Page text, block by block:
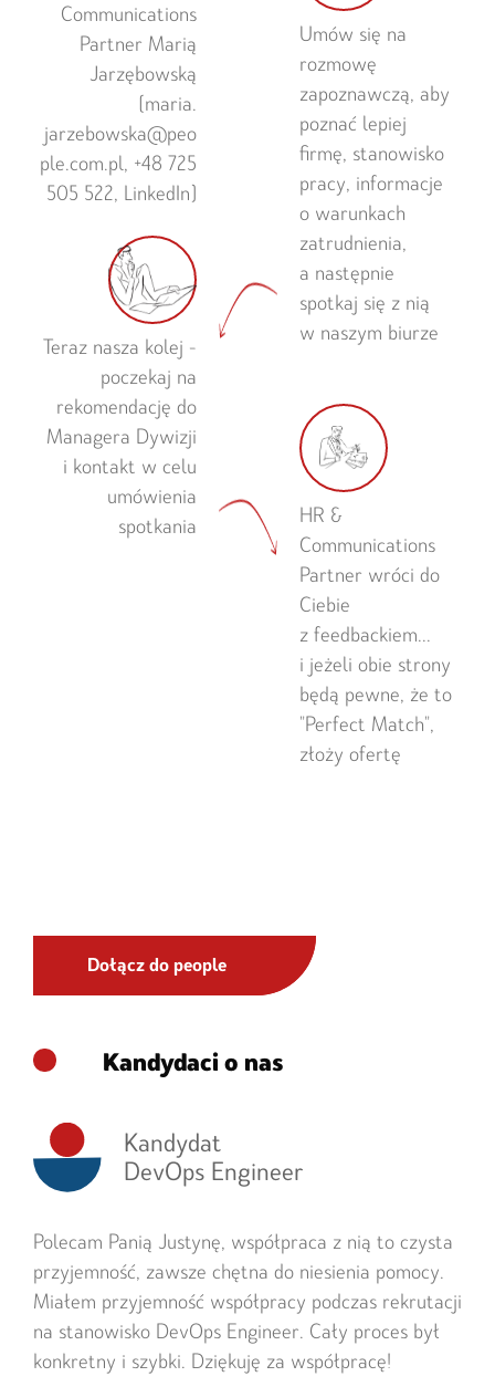
Communications
Partner Marią
Jarzębowską
(maria.
jarzebowska@peo
ple.com.pl, +48 725
505 522, LinkedIn)
Teraz nasza kolej -
poczekaj na
rekomendację do
Managera Dywizji
i kontakt w celu
umówienia
spotkania
Umów się na
rozmowę
zapoznawczą, aby
poznać lepiej
firmę, stanowisko
pracy, informacje
o warunkach
zatrudnienia,
a następnie
spotkaj się z nią
w naszym biurze
HR &
Communications
Partner wróci do
Ciebie
z feedbackiem...
i jeżeli obie strony
będą pewne, że to
"Perfect Match",
złoży ofertę
Dołącz do people
Kandydaci o nas
Kandydat
DevOps Engineer
Polecam Panią Justynę, współpraca z nią to czysta
przyjemność, zawsze chętna do niesienia pomocy.
Miałem przyjemność współpracy podczas rekrutacji
na stanowisko DevOps Engineer. Cały proces był
konkretny i szybki. Dziękuję za współpracę!